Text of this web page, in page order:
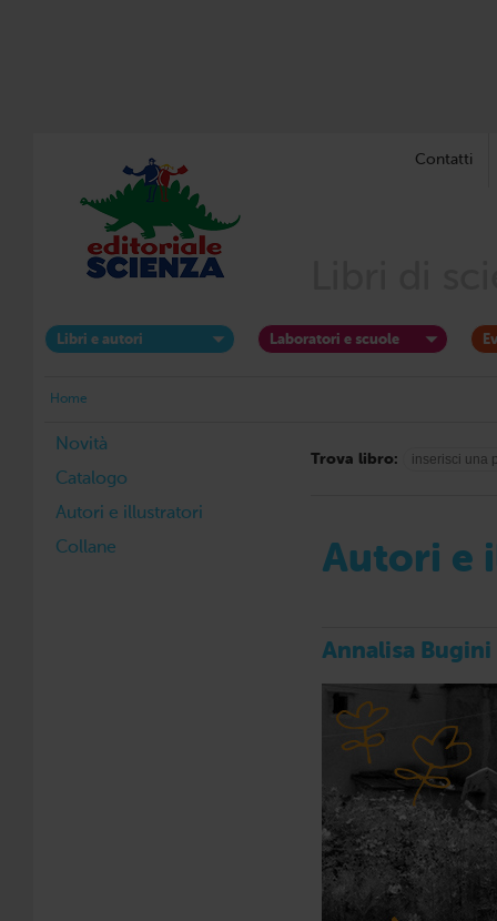
Contatti
Libri e autori Laboratori e scuole
Home
Novità
Catalogo
Autori e illustratori
Collane
Trova libro:
Autori e
Annalisa Bugini